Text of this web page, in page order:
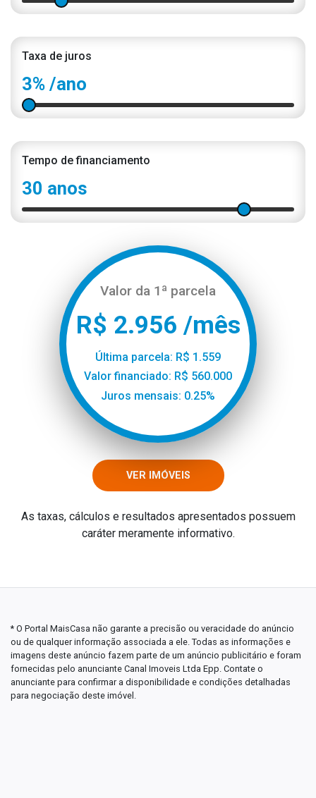
Taxa de juros
3% /ano
Tempo de financiamento
30 anos
Valor da 1ª parcela
R$ 2.956 /mês
Última parcela: R$ 1.559
Valor financiado: R$ 560.000
Juros mensais: 0.25%
VER IMÓVEIS
As taxas, cálculos e resultados apresentados possuem
caráter meramente informativo.
* O Portal MaisCasa não garante a precisão ou veracidade do anúncio
ou de qualquer informação associada a ele. Todas as informações e
imagens deste anúncio fazem parte de um anúncio publicitário e foram
fornecidas pelo anunciante Canal Imoveis Ltda Epp. Contate o
anunciante para confirmar a disponibilidade e condições detalhadas
para negociação deste imóvel.